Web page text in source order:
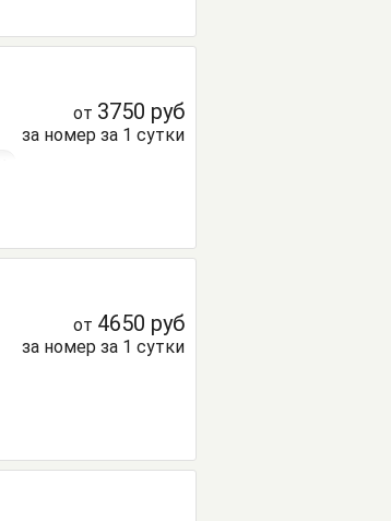
от 3750 руб
за номер за 1 сутки
от 4650 руб
за номер за 1 сутки